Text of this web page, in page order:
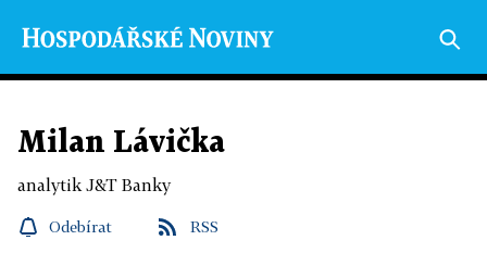
Milan Lávička
analytik J&T Banky
Odebírat RSS